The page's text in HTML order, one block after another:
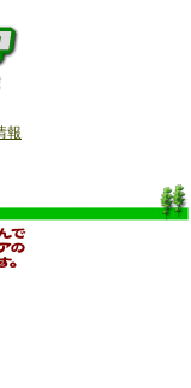
報